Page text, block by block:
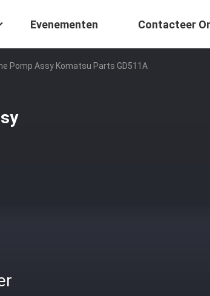
Evenementen Contacteer
Pomp Assy Komatsu Parts GD511A